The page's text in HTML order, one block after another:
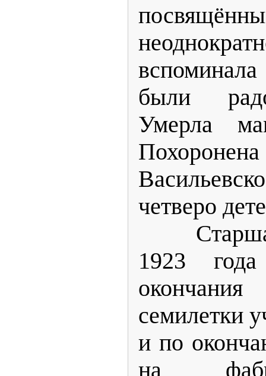
были
Умерла
четверо
Старшая
1923
семилетки
и по
на